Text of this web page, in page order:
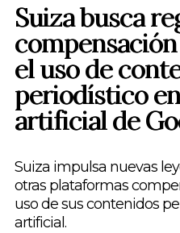
Suiza busca
el uso de
periodístico
artificial de
Suiza impulsa nuevas
otras plataformas
uso de sus contenidos
artificial.